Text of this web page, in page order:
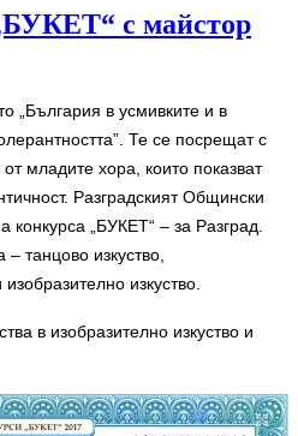
с майстор
„България в усмивките и в
Те се посрещат с
младите хора, които показват
Разградският Общински
конкурса „БУКЕТ“ – за Разград.
– танцово изкуство,
изкуство.
в изобразително изкуство и